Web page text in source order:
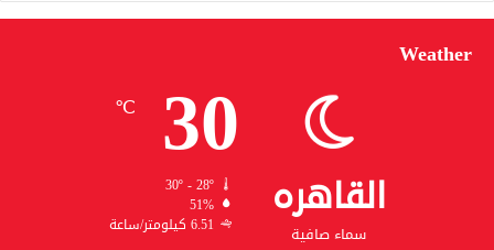
Weather
القاهره
سماء صافية
30
℃
30º - 28º
51%
6.51 كيلومتر/ساعة